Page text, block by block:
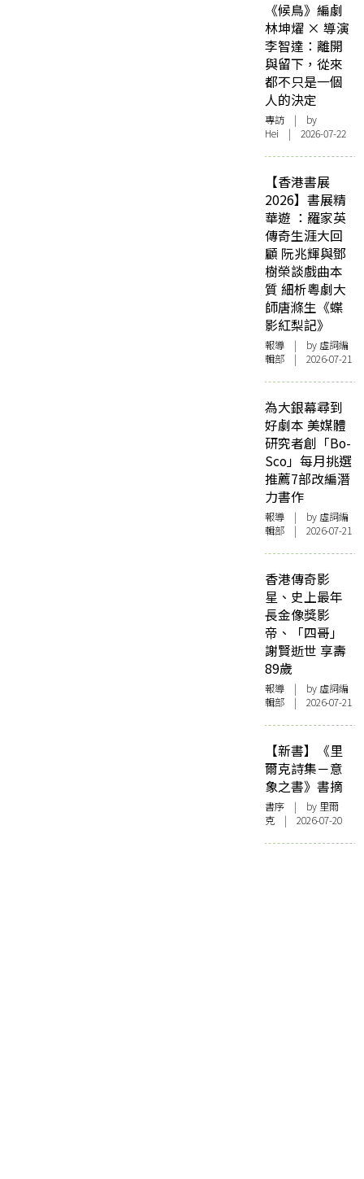
《候鳥》編劇
林坤燿 × 導演
李智達：離開
與留下，從來
都不只是一個
人的決定
專訪 | by
Hei | 2026-07-22
【香港書展
2026】書展精
華遊 ：羅家英
傳奇生涯大回
顧 阮兆輝與鄧
樹榮談戲曲本
質 細析粵劇大
師唐滌生《蝶
影紅梨記》
報導 | by 虛詞編
輯部 | 2026-07-21
為大銀幕尋到
好劇本 美媒體
研究者創「Bo-
Sco」每月挑選
推薦7部改編潛
力書作
報導 | by 虛詞編
輯部 | 2026-07-21
香港傳奇影
星、史上最年
長金像獎影
帝、「四哥」
謝賢逝世 享壽
89歲
報導 | by 虛詞編
輯部 | 2026-07-21
【新書】《里
爾克詩集－意
象之書》書摘
書序 | by 里爾
克 | 2026-07-20